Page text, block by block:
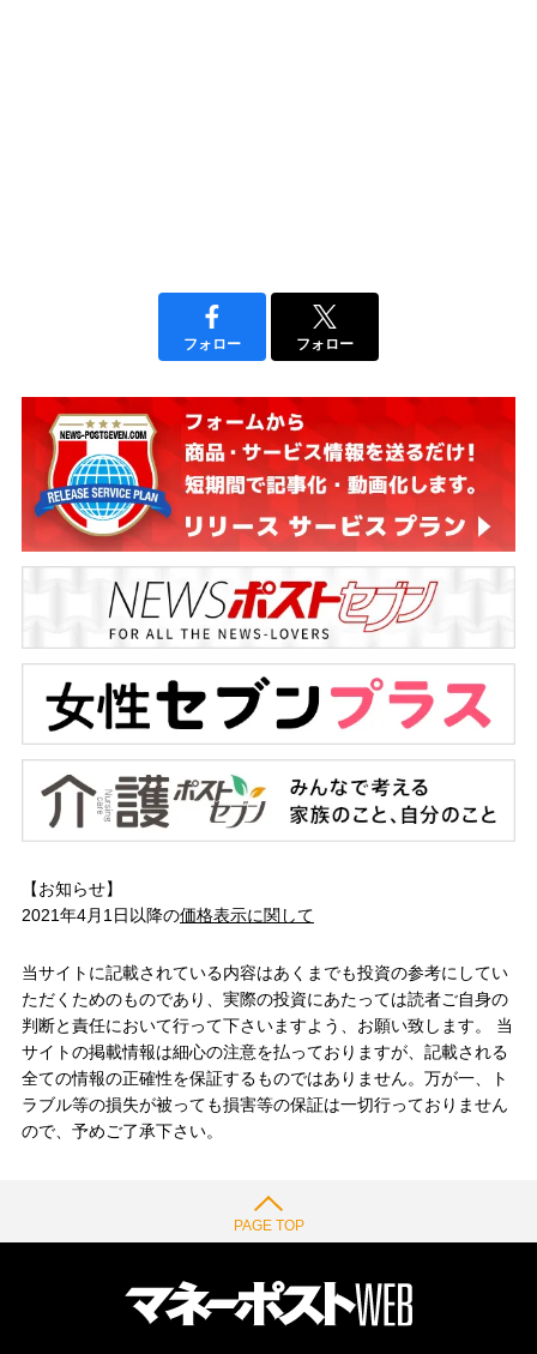
フォロー フォロー
【お知らせ】
2021年4月1日以降の価格表示に関して
当サイトに記載されている内容はあくまでも投資の参考にしてい
ただくためのものであり、実際の投資にあたっては読者ご自身の
判断と責任において行って下さいますよう、お願い致します。 当
サイトの掲載情報は細心の注意を払っておりますが、記載される
全ての情報の正確性を保証するものではありません。万が一、ト
ラブル等の損失が被っても損害等の保証は一切行っておりません
ので、予めご了承下さい。
PAGE TOP